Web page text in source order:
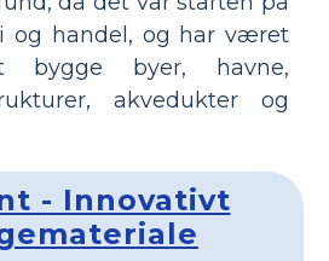
og handel, og har været
byer, havne,
akvedukter og
- Innovativt